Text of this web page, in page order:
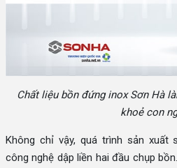
Chất liệu bồn đứng inox Sơn Hà
khoẻ con
Không chỉ vậy, quá trình sản
công nghệ dập liền hai đầu chụp